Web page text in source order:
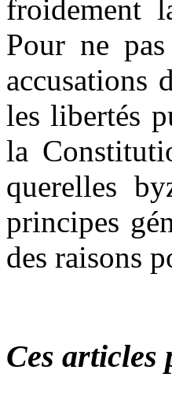
froidement
Pour ne
accusations
les libertés
la
querelles
principes
des raisons
Ces articles